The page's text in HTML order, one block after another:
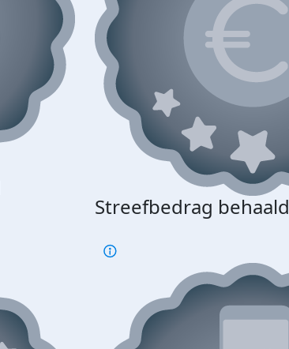
Streefbedrag behaald